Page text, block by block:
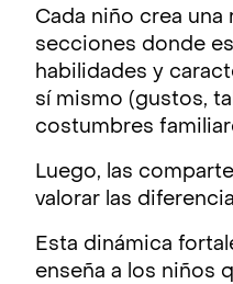
Cada niño crea una
secciones donde
habilidades y
sí mismo (gustos,
costumbres
Luego, las
valorar las
Esta dinámica
enseña a los niños